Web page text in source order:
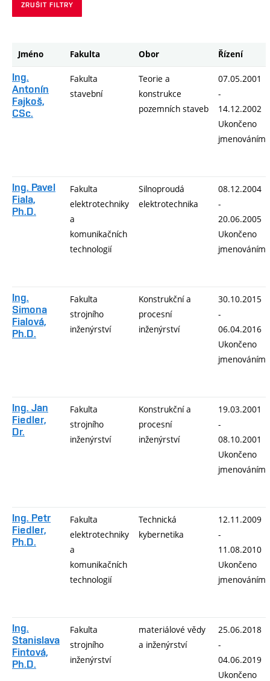
ZRUŠIT FILTRY
Jméno Fakulta Obor Řízení
Ing.
Antonín
Fajkoš,
CSc.
Fakulta
stavební
Teorie a
konstrukce
pozemních staveb
07.05.2001
-
14.12.2002
Ukončeno
jmenováním
Ing. Pavel
Fiala,
Ph.D.
Fakulta
elektrotechniky
a
komunikačních
technologií
Silnoproudá
elektrotechnika
08.12.2004
-
20.06.2005
Ukončeno
jmenováním
Ing.
Simona
Fialová,
Ph.D.
Fakulta
strojního
inženýrství
Konstrukční a
procesní
inženýrství
30.10.2015
-
06.04.2016
Ukončeno
jmenováním
Ing. Jan
Fiedler,
Dr.
Fakulta
strojního
inženýrství
Konstrukční a
procesní
inženýrství
19.03.2001
-
08.10.2001
Ukončeno
jmenováním
Ing. Petr
Fiedler,
Ph.D.
Fakulta
elektrotechniky
a
komunikačních
technologií
Technická
kybernetika
12.11.2009
-
11.08.2010
Ukončeno
jmenováním
Ing.
Stanislava
Fintová,
Ph.D.
Fakulta
strojního
inženýrství
materiálové vědy
a inženýrství
25.06.2018
-
04.06.2019
Ukončeno